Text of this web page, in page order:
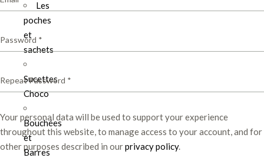
Les
poches
et
sachets
Sucettes
Choco
Bouchées
et
Barres
Your personal data will be used to support your experience
throughout this website, to manage access to your account, and for
other purposes described in ourprivacy policy.